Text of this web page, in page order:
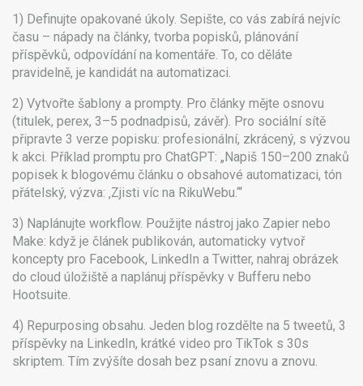
1) Definujte opakované úkoly. Sepište, co vás zabírá nejvíc
času – nápady na články, tvorba popisků, plánování
příspěvků, odpovídání na komentáře. To, co děláte
pravidelně, je kandidát na automatizaci.
2) Vytvořte šablony a prompty. Pro články mějte osnovu
(titulek, perex, 3–5 podnadpisů, závěr). Pro sociální sítě
připravte 3 verze popisku: profesionální, zkrácený, s výzvou
k akci. Příklad promptu pro ChatGPT: „Napiš 150–200 znaků
popisek k blogovému článku o obsahové automatizaci, tón
přátelský, výzva: ‚Zjisti víc na RikuWebu.‘“
3) Naplánujte workflow. Použijte nástroj jako Zapier nebo
Make: když je článek publikován, automaticky vytvoř
koncepty pro Facebook, LinkedIn a Twitter, nahraj obrázek
do cloud úložiště a naplánuj příspěvky v Bufferu nebo
Hootsuite.
4) Repurposing obsahu. Jeden blog rozdělte na 5 tweetů, 3
příspěvky na LinkedIn, krátké video pro TikTok s 30s
skriptem. Tím zvýšíte dosah bez psaní znovu a znovu.